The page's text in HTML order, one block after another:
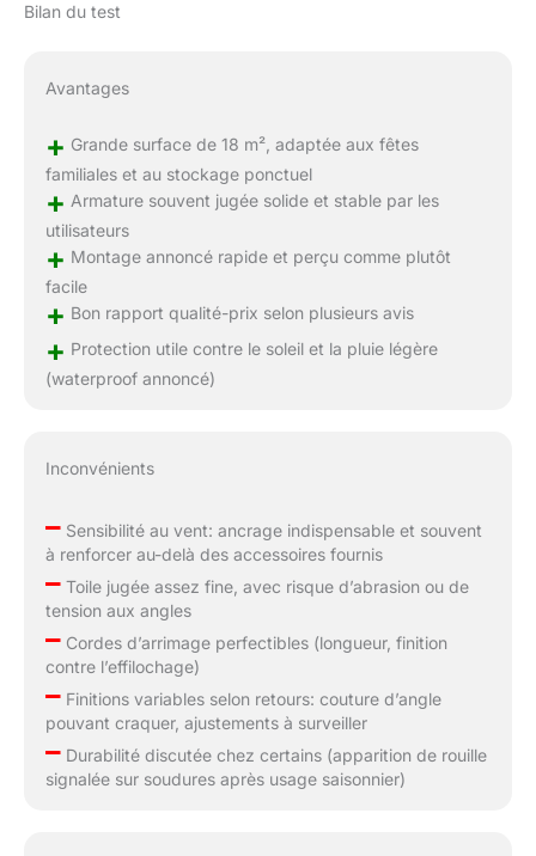
Bilan du test
Avantages
+ Grande surface de 18 m², adaptée aux fêtes
familiales et au stockage ponctuel
+ Armature souvent jugée solide et stable par les
utilisateurs
+ Montage annoncé rapide et perçu comme plutôt
facile
+ Bon rapport qualité-prix selon plusieurs avis
+ Protection utile contre le soleil et la pluie légère
(waterproof annoncé)
Inconvénients
–Sensibilité au vent: ancrage indispensable et souvent
à renforcer au-delà des accessoires fournis
–Toile jugée assez fine, avec risque d’abrasion ou de
tension aux angles
–Cordes d’arrimage perfectibles (longueur, finition
contre l’effilochage)
–Finitions variables selon retours: couture d’angle
pouvant craquer, ajustements à surveiller
–Durabilité discutée chez certains (apparition de rouille
signalée sur soudures après usage saisonnier)